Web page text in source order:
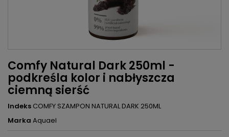
Comfy Natural Dark 250ml -
podkreśla kolor i nabłyszcza
ciemną sierść
Indeks COMFY SZAMPON NATURAL DARK 250ML
Marka Aquael